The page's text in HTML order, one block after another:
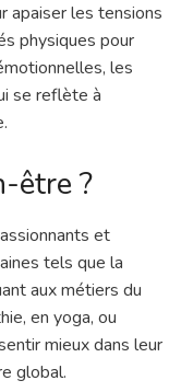
apaiser les tensions
physiques pour
les
se reflète à
être ?
et
tels que la
aux métiers du
en yoga, ou
mieux dans leur
global.